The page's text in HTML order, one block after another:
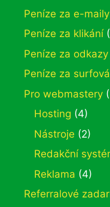
Peníze za e-maily
Peníze za klikání
Peníze za odkazy
Peníze za
Pro webmastery
Hosting (4)
Nástroje (2)
Redakční
Reklama (4)
Referralové